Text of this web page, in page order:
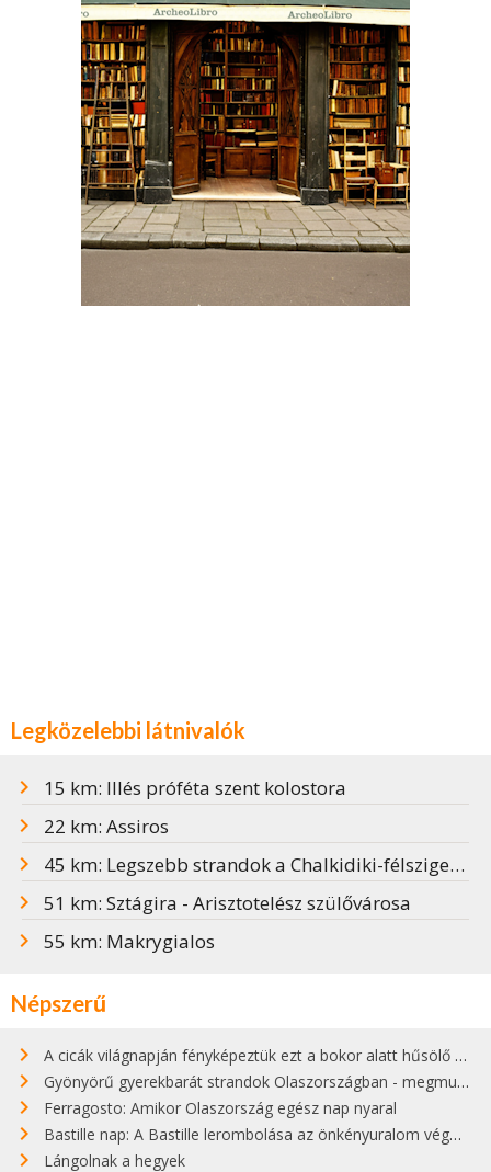
Legközelebbi látnivalók
15 km: Illés próféta szent kolostora
22 km: Assiros
45 km: Legszebb strandok a Chalkidiki-félszigeten
51 km: Sztágira - Arisztotelész szülővárosa
55 km: Makrygialos
Népszerű
A cicák világnapján fényképeztük ezt a bokor alatt hűsölő cicát Kisorosziban
Gyönyörű gyerekbarát strandok Olaszországban - megmutatjuk a 15 legjobbat
Ferragosto: Amikor Olaszország egész nap nyaral
Bastille nap: A Bastille lerombolása az önkényuralom végét jelentette
Lángolnak a hegyek